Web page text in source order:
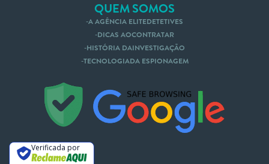
QUEM SOMOS
A AGÊNCIA ELITEDETETIVES
DICAS AOCONTRATAR
HISTÓRIA DAINVESTIGAÇÃO
TECNOLOGIADA ESPIONAGEM
Verificada por